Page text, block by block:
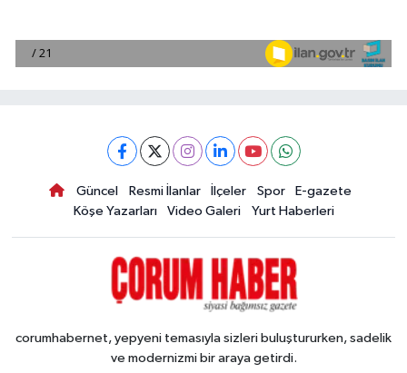
Güncel Resmi İlanlar İlçeler Spor
E-gazete
Köşe Yazarları
Video Galeri Yurt Haberleri
corumhabernet, yepyeni temasıyla sizleri buluştururken, sadelik
ve modernizmi bir araya getirdi.